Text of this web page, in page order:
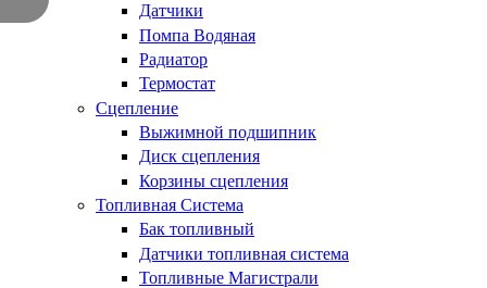
Датчики
Помпа Водяная
Радиатор
Термостат
Сцепление
Выжимной подшипник
Диск сцепления
Корзины сцепления
Топливная Система
Бак топливный
Датчики топливная система
Топливные Магистрали